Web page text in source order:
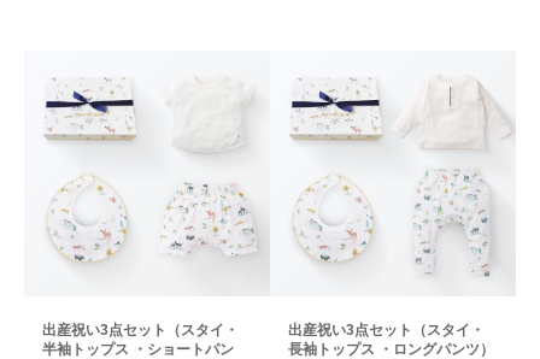
出産祝い3点セット（スタイ・
半袖トップス ・ショートパン
出産祝い3点セット（スタイ・
長袖トップス ・ロングパンツ）